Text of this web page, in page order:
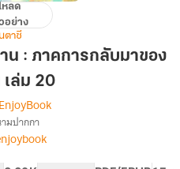
โหลด
อย่าง
ตาซี
: ภาคการกลับมาของ
ล่ม 20
เรื่อง [จบ]
ตำนาน
จอม
มปากกา